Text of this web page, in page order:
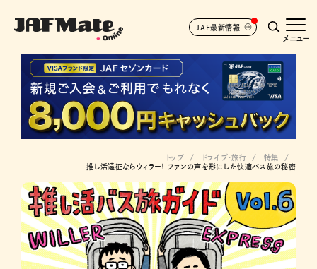
JAF最新情報
メニュー
トップ ドライブ･旅行
特集
推し活遠征ならウィラー！ ファンの声を形にした快適バス旅の秘密